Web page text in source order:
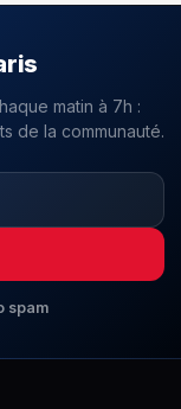
matin à 7h :
de la communauté.
spam